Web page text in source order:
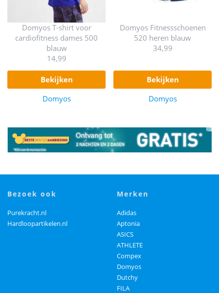
Domyos T-shirt voor
cardiofitness dames 500
blauw
14,99
bekijken
Domyos
Domyos Fitnessschoenen
520 heren blauw
34,99
bekijken
Domyos
bezoek ook
Purekracht.nl
Hardloopartikelen.nl
merken
Adidas
Aptonia
ASICS
ATHLETE
Compex
Domyos
Dutchy
FILA